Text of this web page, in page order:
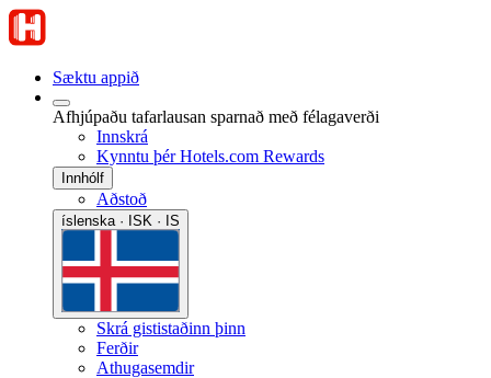
Sæktu appið
Afhjúpaðu tafarlausan sparnað með félagaverði
Innskrá
Kynntu þér Hotels.com Rewards
Innhólf
Aðstoð
íslenska · ISK · IS
Skrá gististaðinn þinn
Ferðir
Athugasemdir